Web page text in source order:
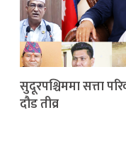
सुदूरपश्चिममा सत्ता
दौड तीव्र